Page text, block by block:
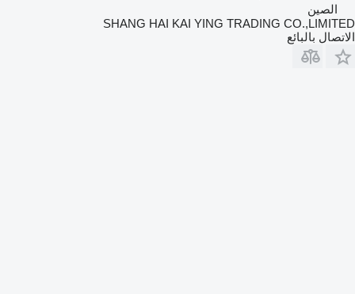
الصين
SHANG HAI KAI YING TRADING CO.,LIMITED
الاتصال بالبائع